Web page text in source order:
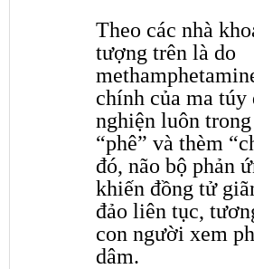
Theo các nhà
tượng trên là do
chính của ma túy
nghiện luôn
“phê” và thèm
đó, não bộ phản
khiến đồng tử
đảo liên tục,
con người xem
dâm.